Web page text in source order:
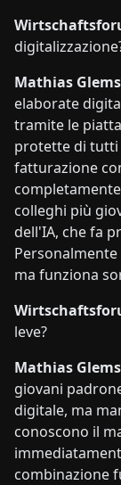
Mathias
elaborate
tramite le
protette di tutti
fatturazione
colleghi più
dell'IA, che fa
ma funziona
leve?
Mathias
giovani
digitale, ma
conoscono il
combinazione